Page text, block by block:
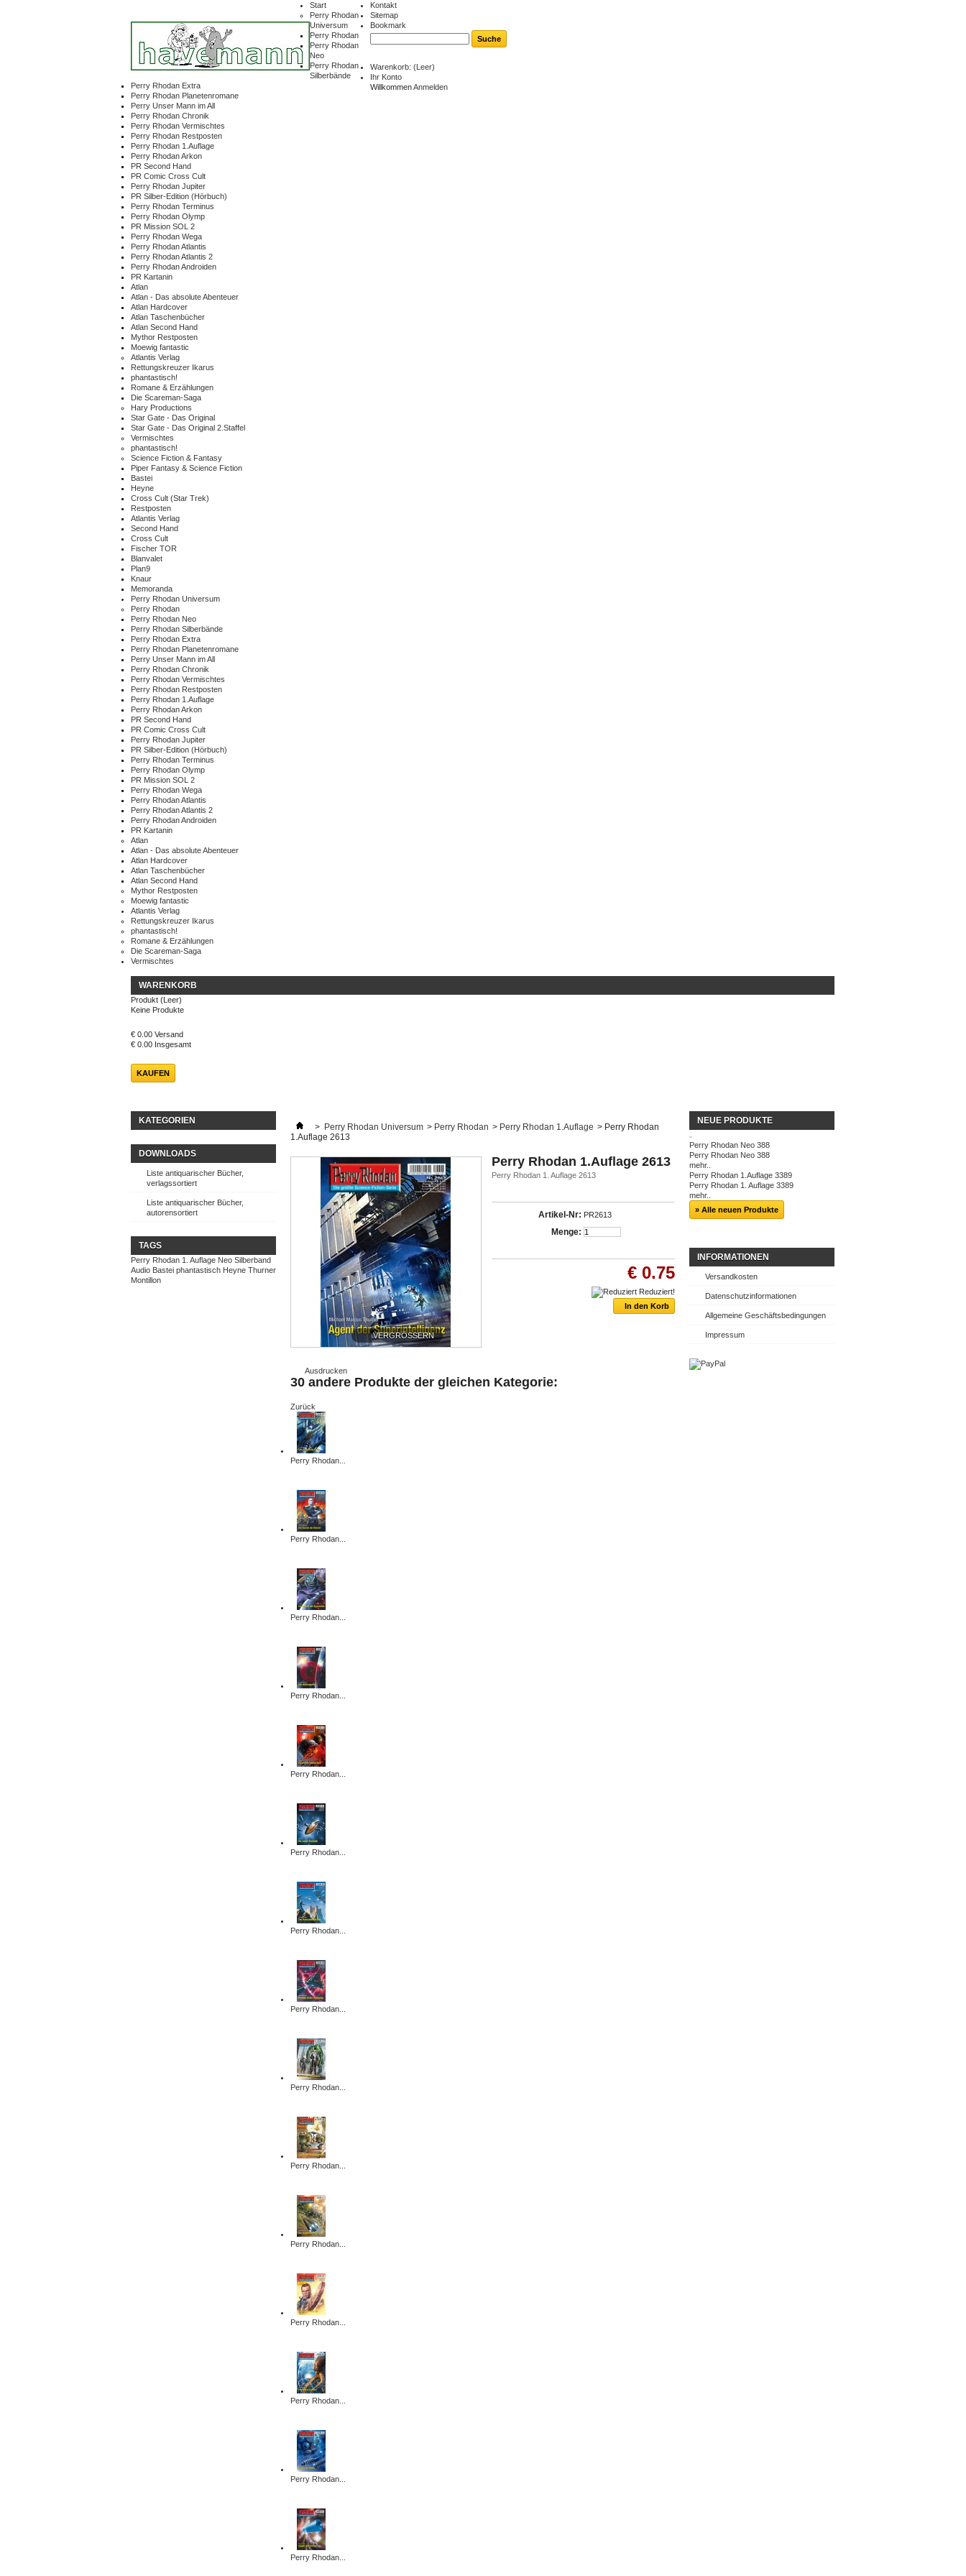
Kontakt
Sitemap
Bookmark
Warenkorb: (Leer)
Ihr Konto
WillkommenAnmelden
Start
Perry Rhodan
Universum
Perry Rhodan
Perry Rhodan
Neo
Perry Rhodan
Silberbände
Perry Rhodan Extra
Perry Rhodan Planetenromane
Perry Unser Mann im All
Perry Rhodan Chronik
Perry Rhodan Vermischtes
Perry Rhodan Restposten
Perry Rhodan 1.Auflage
Perry Rhodan Arkon
PR Second Hand
PR Comic Cross Cult
Perry Rhodan Jupiter
PR Silber-Edition (Hörbuch)
Perry Rhodan Terminus
Perry Rhodan Olymp
PR Mission SOL 2
Perry Rhodan Wega
Perry Rhodan Atlantis
Perry Rhodan Atlantis 2
Perry Rhodan Androiden
PR Kartanin
Atlan
Atlan - Das absolute Abenteuer
Atlan Hardcover
Atlan Taschenbücher
Atlan Second Hand
Mythor Restposten
Moewig fantastic
Atlantis Verlag
Rettungskreuzer Ikarus
phantastisch!
Romane & Erzählungen
Die Scareman-Saga
Hary Productions
Star Gate - Das Original
Star Gate - Das Original 2.Staffel
Vermischtes
phantastisch!
Science Fiction & Fantasy
Piper Fantasy & Science Fiction
Bastei
Heyne
Cross Cult (Star Trek)
Restposten
Atlantis Verlag
Second Hand
Cross Cult
Fischer TOR
Blanvalet
Plan9
Knaur
Memoranda
Perry Rhodan Universum
Perry Rhodan
Perry Rhodan Neo
Perry Rhodan Silberbände
Perry Rhodan Extra
Perry Rhodan Planetenromane
Perry Unser Mann im All
Perry Rhodan Chronik
Perry Rhodan Vermischtes
Perry Rhodan Restposten
Perry Rhodan 1.Auflage
Perry Rhodan Arkon
PR Second Hand
PR Comic Cross Cult
Perry Rhodan Jupiter
PR Silber-Edition (Hörbuch)
Perry Rhodan Terminus
Perry Rhodan Olymp
PR Mission SOL 2
Perry Rhodan Wega
Perry Rhodan Atlantis
Perry Rhodan Atlantis 2
Perry Rhodan Androiden
PR Kartanin
Atlan
Atlan - Das absolute Abenteuer
Atlan Hardcover
Atlan Taschenbücher
Atlan Second Hand
Mythor Restposten
Moewig fantastic
Atlantis Verlag
Rettungskreuzer Ikarus
phantastisch!
Romane & Erzählungen
Die Scareman-Saga
Vermischtes
WARENKORB
Produkt (Leer)
Keine Produkte
€ 0.00 Versand
€ 0.00 Insgesamt
KAUFEN
KATEGORIEN
DOWNLOADS
Liste antiquarischer Bücher,
verlagssortiert
Liste antiquarischer Bücher,
autorensortiert
TAGS
Perry Rhodan 1. Auflage Neo Silberband
Audio Bastei phantastisch Heyne Thurner
Montillon
> Perry Rhodan Universum > Perry Rhodan > Perry Rhodan 1.Auflage > Perry Rhodan
1.Auflage 2613
VERGRÖSSERN
Ausdrucken
Perry Rhodan 1.Auflage 2613
Perry Rhodan 1. Auflage 2613
Artikel-Nr: PR2613
Menge:
€ 0.75
Reduziert!
30 andere Produkte der gleichen Kategorie:
Zurück
Perry Rhodan...
Perry Rhodan...
Perry Rhodan...
Perry Rhodan...
Perry Rhodan...
Perry Rhodan...
Perry Rhodan...
Perry Rhodan...
Perry Rhodan...
Perry Rhodan...
Perry Rhodan...
Perry Rhodan...
Perry Rhodan...
Perry Rhodan...
Perry Rhodan...
NEUE PRODUKTE
Perry Rhodan Neo 388
Perry Rhodan Neo 388
mehr..
Perry Rhodan 1.Auflage 3389
Perry Rhodan 1. Auflage 3389
mehr..
» Alle neuen Produkte
INFORMATIONEN
Versandkosten
Datenschutzinformationen
Allgemeine Geschäftsbedingungen
Impressum